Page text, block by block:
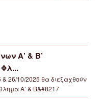
Α’ & Β’
26/10/2025 θα διεξαχθούν
Α’ & Β&#8217